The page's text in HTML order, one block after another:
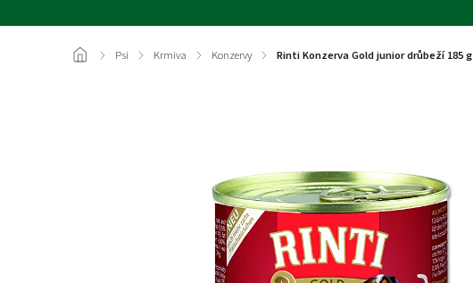
/ Psi / Krmiva / Konzervy / Rinti Konzerva Gold junior drůbeží 185 g